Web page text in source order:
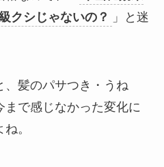
クシじゃないの？
」と迷
髪のパサつき・うね
まで感じなかった変化に
。